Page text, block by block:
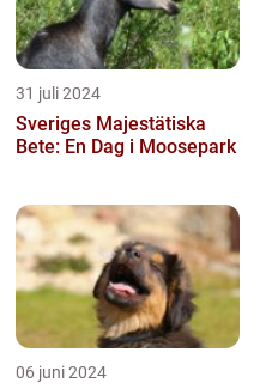
31 juli 2024
Sveriges Majestätiska
Bete: En Dag i Moosepark
06 juni 2024